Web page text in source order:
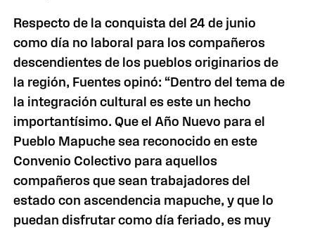
Respecto de la conquista del 24 de junio
como día no laboral para los compañeros
descendientes de los pueblos originarios de
la región, Fuentes opinó: “Dentro del tema de
la integración cultural es este un hecho
importantísimo. Que el Año Nuevo para el
Pueblo Mapuche sea reconocido en este
Convenio Colectivo para aquellos
compañeros que sean trabajadores del
estado con ascendencia mapuche, y que lo
puedan disfrutar como día feriado, es muy